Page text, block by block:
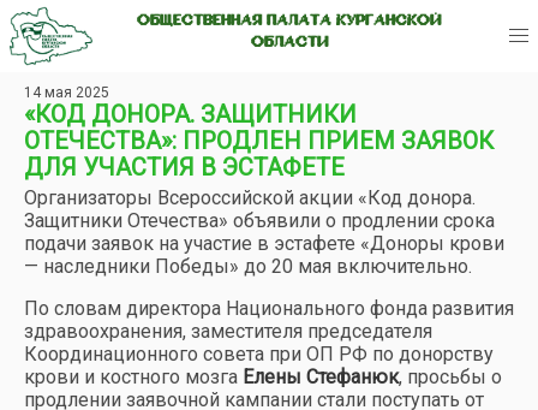
ОБЩЕСТВЕННАЯ ПАЛАТА КУРГАНСКОЙ
ОБЛАСТИ
14 мая 2025
«КОД ДОНОРА. ЗАЩИТНИКИ
ОТЕЧЕСТВА»: ПРОДЛЕН ПРИЕМ ЗАЯВОК
ДЛЯ УЧАСТИЯ В ЭСТАФЕТЕ
Организаторы Всероссийской акции «Код донора.
Защитники Отечества» объявили о продлении срока
подачи заявок на участие в эстафете «Доноры крови
— наследники Победы» до 20 мая включительно.
По словам директора Национального фонда развития
здравоохранения, заместителя председателя
Координационного совета при ОП РФ по донорству
крови и костного мозга Елены Стефанюк, просьбы о
продлении заявочной кампании стали поступать от